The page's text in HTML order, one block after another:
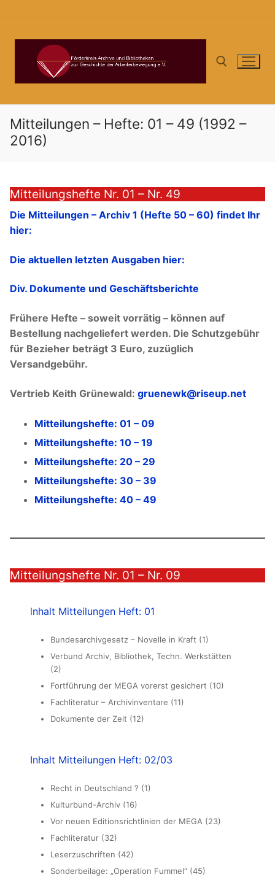
Inhalt
springen
Mitteilungen – Hefte: 01 – 49 (1992 –
2016)
Mitteilungshefte Nr. 01 – Nr. 49
Die Mitteilungen – Archiv 1 (Hefte 50 – 60) findet Ihr
hier:
Die aktuellen letzten Ausgaben hier:
Div. Dokumente und Geschäftsberichte
Frühere Hefte – soweit vorrätig – können auf
Bestellung nachgeliefert werden. Die Schutzgebühr
für Bezieher beträgt 3 Euro, zuzüglich
Versandgebühr.
Vertrieb Keith Grünewald: gruenewk@riseup.net
Mitteilungshefte: 01 – 09
Mitteilungshefte: 10 – 19
Mitteilungshefte: 20 – 29
Mitteilungshefte: 30 – 39
Mitteilungshefte: 40 – 49
Mitteilungshefte Nr. 01 – Nr. 09
Inhalt Mitteilungen Heft: 01
Bundesarchivgesetz – Novelle in Kraft (1)
Verbund Archiv, Bibliothek, Techn. Werkstätten
(2)
Fortführung der MEGA vorerst gesichert (10)
Fachliteratur – Archivinventare (11)
Dokumente der Zeit (12)
Inhalt Mitteilungen Heft: 02/03
Recht in Deutschland ? (1)
Kulturbund-Archiv (16)
Vor neuen Editionsrichtlinien der MEGA (23)
Fachliteratur (32)
Leserzuschriften (42)
Sonderbeilage: „Operation Fummel“ (45)